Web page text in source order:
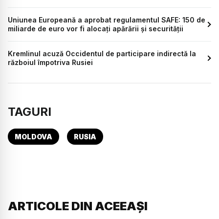
Uniunea Europeană a aprobat regulamentul SAFE: 150 de
miliarde de euro vor fi alocați apărării și securității
Kremlinul acuză Occidentul de participare indirectă la
războiul împotriva Rusiei
TAGURI
MOLDOVA RUSIA
ARTICOLE DIN ACEEAȘI